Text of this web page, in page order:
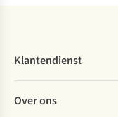
Klantendienst
Bestellen
Over ons